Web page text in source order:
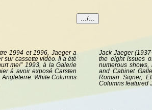
1994 et 1996, Jaeger a
sur cassette vidéo. Il a été
me!” 1993, à la Galerie
à avoir exposé Carsten
White Columns
Jack Jaeger
the eight issues
numerous shows,
and Cabinet
Roman Signer,
Columns featured